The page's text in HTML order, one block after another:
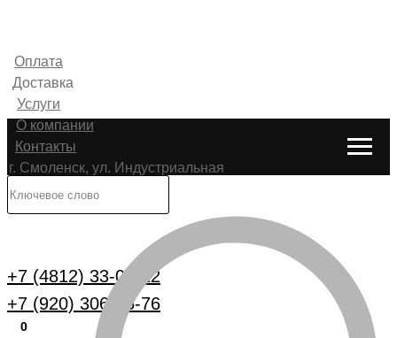
Оплата
Доставка
Услуги
О компании
Контакты
г. Смоленск, ул. Индустриальная
+7 (4812) 33-00-22
+7 (920) 306-25-76
0